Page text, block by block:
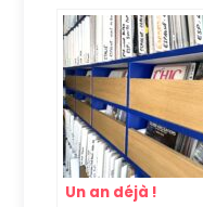
Un an déjà !